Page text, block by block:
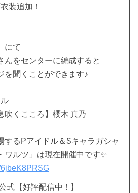
装追加！
にて
んをセンターに編成すると
を聞くことができます♪
吹くこころ】櫻木 真乃
するPアイドル＆Sキャラガシャ
ワルツ」は現在開催中です✨
式【好評配信中！】